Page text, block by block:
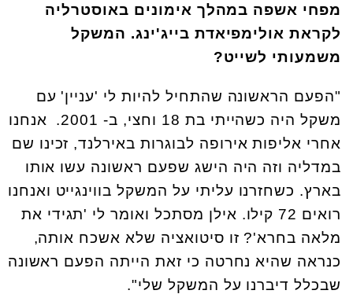
מפחי אשפה במהלך אימונים באוסטרליה
לקראת אולימפיאדת בייג'ינג. המשקל
משמעותי לשייט?
"הפעם הראשונה שהתחיל להיות לי 'עניין' עם
משקל היה כשהייתי בת 18 וחצי, ב- 2001. אנחנו
אחרי אליפות אירופה לבוגרות באירלנד, זכינו שם
במדליה וזה היה הישג שפעם ראשונה עשו אותו
בארץ. כשחזרנו עליתי על המשקל בווינגייט ואנחנו
רואים 72 קילו. אילן מסתכל ואומר לי 'תגידי את
מלאה בחרא'? זו סיטואציה שלא אשכח אותה,
כנראה שהיא נחרטה כי זאת הייתה הפעם ראשונה
שבכלל דיברנו על המשקל שלי".